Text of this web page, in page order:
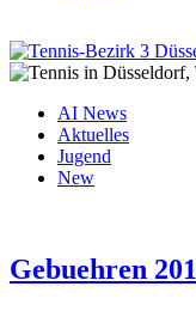
AI News
Aktuelles
Jugend
New
Gebuehren